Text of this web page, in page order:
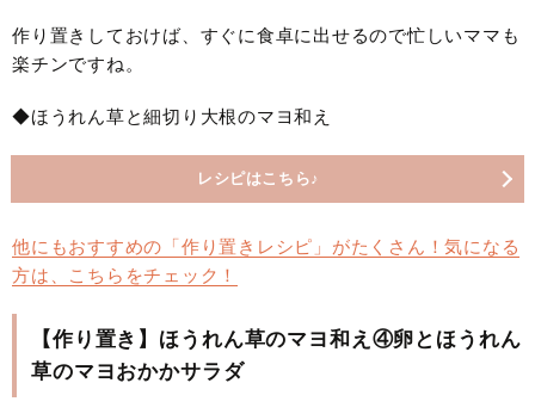
作り置きしておけば、すぐに食卓に出せるので忙しいママも
楽チンですね。
◆ほうれん草と細切り大根のマヨ和え
レシピはこちら♪
他にもおすすめの「作り置きレシピ」がたくさん！気になる
方は、こちらをチェック！
【作り置き】ほうれん草のマヨ和え④卵とほうれん
草のマヨおかかサラダ